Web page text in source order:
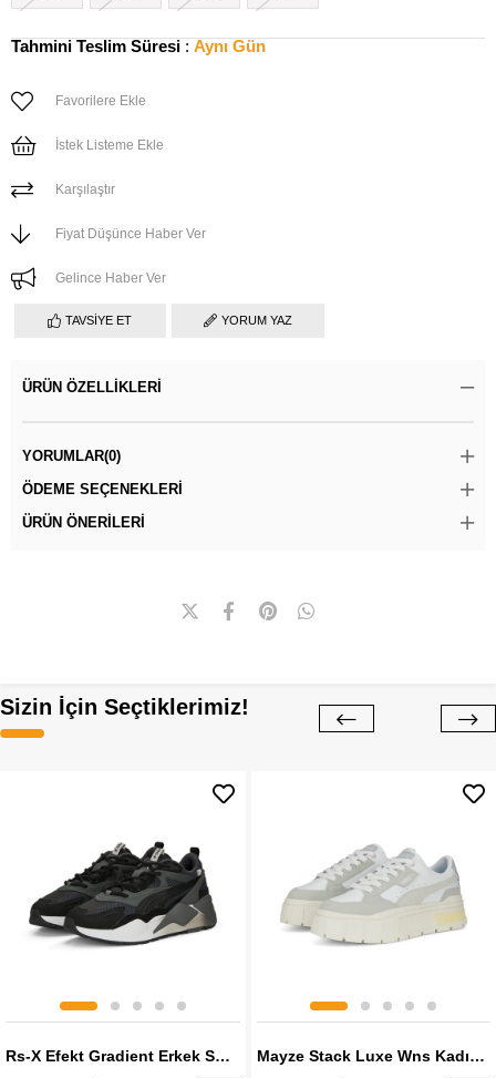
Tahmini Teslim Süresi : Aynı Gün
Favorilere Ekle
İstek Listeme Ekle
Karşılaştır
Fiyat Düşünce Haber Ver
Gelince Haber Ver
TAVSIYE ET YORUM YAZ
ÜRÜN ÖZELLIKLERI
YORUMLAR(0)
ÖDEME SEÇENEKLERI
ÜRÜN ÖNERILERI
Sizin İçin Seçtiklerimiz!
Rs-X Efekt Gradient Erkek Sneaker Mayze Stack Luxe Wns Kadın Sneaker